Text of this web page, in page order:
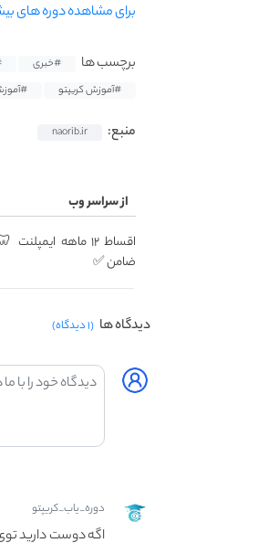
برای مشاهده دوره های
برچسب ها #خبری
#آموزش کریپتو
منبع: naorib.ir
از سراسر وب
اقساط ۱۲ ماهه
ضامن ✅
دیدگاه ها (۱ دیدگاه)
دوره_یاب_کریپتو